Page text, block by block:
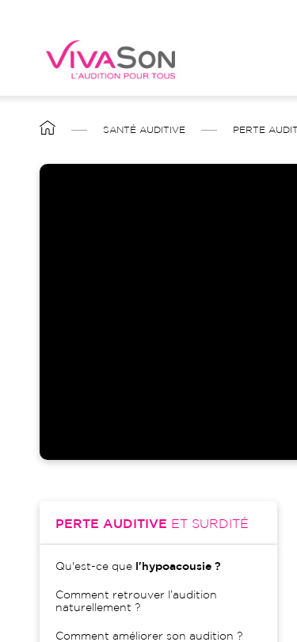
contenu
FIL
SANTÉ AUDITIVE PERTE
PERTE AUDITIVE ET SURDITÉ
Qu'est-ce que l'hypoacousie ?
Comment retrouver l’audition
naturellement ?
Comment améliorer son audition ?